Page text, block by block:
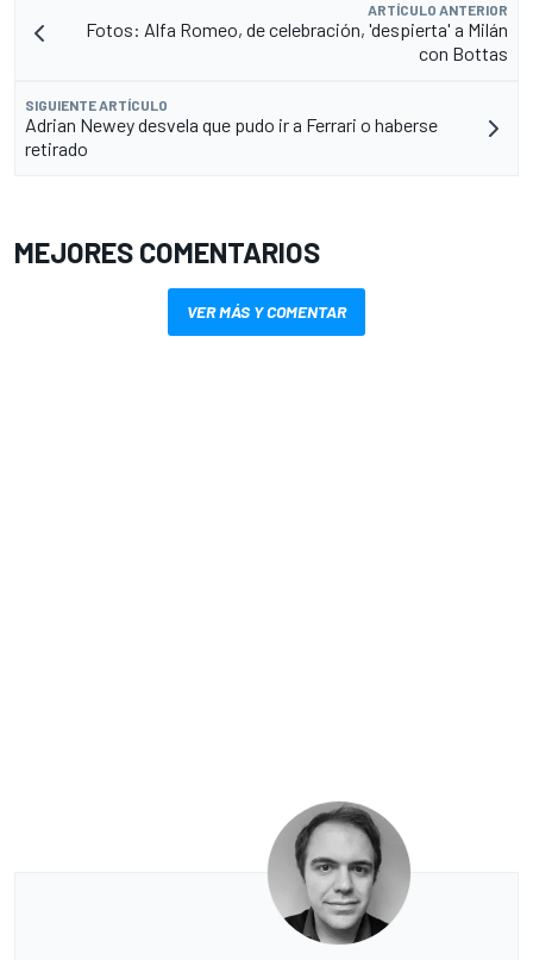
ARTÍCULO ANTERIOR
Fotos: Alfa Romeo, de celebración, 'despierta' a Milán
con Bottas
SIGUIENTE ARTÍCULO
Adrian Newey desvela que pudo ir a Ferrari o haberse
retirado
MEJORES COMENTARIOS
VER MÁS Y COMENTAR